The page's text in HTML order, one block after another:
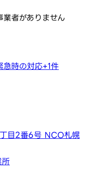
業者がありません
急時の対応+1件
目2番6号 NCO札幌
所